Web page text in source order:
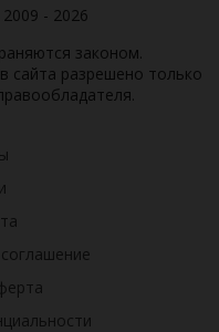
- 2026
законом.
сайта разрешено только